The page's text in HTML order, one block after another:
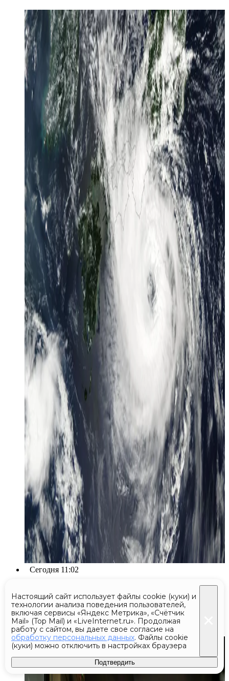
Сегодня 11:02
Утром в воскресенье над
Башкирией и Татарстаном сбили
12 беспилотников ВСУ
Настоящий сайт использует файлы cookie (куки) и
технологии анализа поведения пользователей,
включая сервисы «Яндекс Метрика», «Счётчик
Mail» (Top Mail) и «LiveInternet.ru». Продолжая
работу с сайтом, вы даете свое согласие на
обработку персональных данных. Файлы cookie
(куки) можно отключить в настройках браузера
Подтвердить